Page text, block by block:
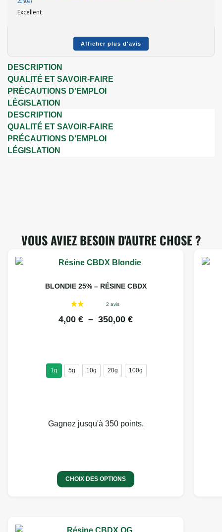
Excellent
Afficher plus d'avis
DESCRIPTION
QUALITÉ ET SAVOIR-FAIRE
PRÉCAUTIONS D'EMPLOI
LÉGISLATION
DESCRIPTION
QUALITÉ ET SAVOIR-FAIRE
PRÉCAUTIONS D'EMPLOI
LÉGISLATION
VOUS AVIEZ BESOIN D'AUTRE CHOSE ?
BLONDIE 25% – RÉSINE CBDX
4,00 € – 350,00 €
1g 5g 10g 20g 100g
Gagnez jusqu'à 350 points.
CHOIX DES OPTIONS